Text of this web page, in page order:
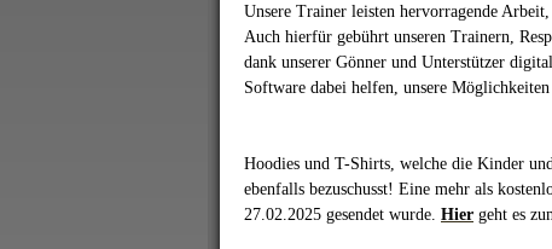
Unsere Trainer leisten hervorragende
Auch hierfür gebührt unseren Trainern,
dank unserer Gönner und Unterstützer
Software dabei helfen, unsere
Hoodies und T-Shirts, welche die Kinder
ebenfalls bezuschusst! Eine mehr als
27.02.2025 gesendet wurde. Hier geht es